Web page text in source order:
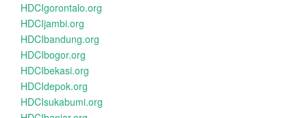
HDCIgorontalo.org
HDCIjambi.org
HDCIbandung.org
HDCIbogor.org
HDCIbekasi.org
HDCIdepok.org
HDCIsukabumi.org